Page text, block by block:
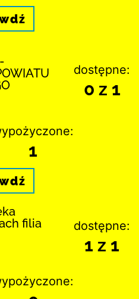
dostępne:
0 z 1
1
filia
dostępne:
1 z 1